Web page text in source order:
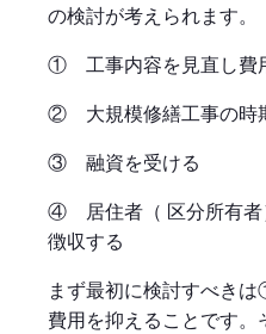
の検討が考えられます。
① 工事内容を見直し費
② 大規模修繕工事の時
③ 融資を受ける
④ 居住者（ 区分所有者
徴収する
まず最初に検討すべき
費用を抑えることです。